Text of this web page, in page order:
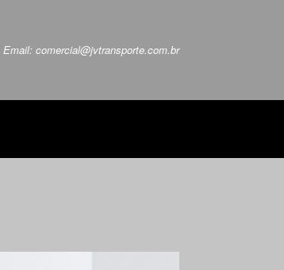
Email: comercial@jvtransporte.com.br